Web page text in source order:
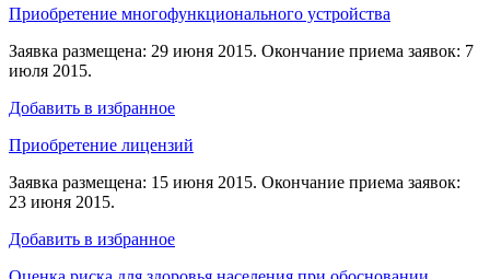
Приобретение многофункционального устройства
Заявка размещена: 29 июня 2015. Окончание приема заявок: 7
июля 2015.
Добавить в избранное
Приобретение лицензий
Заявка размещена: 15 июня 2015. Окончание приема заявок:
23 июня 2015.
Добавить в избранное